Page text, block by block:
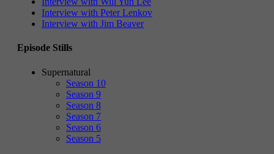
Interview with Peter Lenkov
Interview with Jim Beaver
Episode Stills
Supernatural
Season 10
Season 9
Season 8
Season 7
Season 6
Season 5